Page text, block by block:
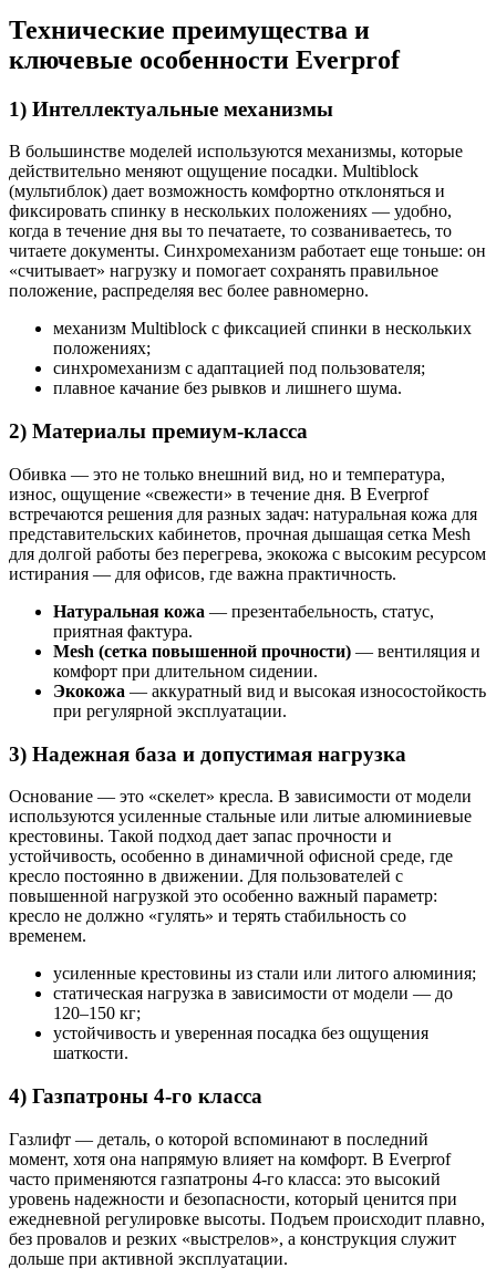
Технические преимущества и
ключевые особенности Everprof
1) Интеллектуальные механизмы
В большинстве моделей используются механизмы, которые
действительно меняют ощущение посадки. Multiblock
(мультиблок) дает возможность комфортно отклоняться и
фиксировать спинку в нескольких положениях — удобно,
когда в течение дня вы то печатаете, то созваниваетесь, то
читаете документы. Синхромеханизм работает еще тоньше: он
«считывает» нагрузку и помогает сохранять правильное
положение, распределяя вес более равномерно.
механизм Multiblock с фиксацией спинки в нескольких
положениях;
синхромеханизм с адаптацией под пользователя;
плавное качание без рывков и лишнего шума.
2) Материалы премиум-класса
Обивка — это не только внешний вид, но и температура,
износ, ощущение «свежести» в течение дня. В Everprof
встречаются решения для разных задач: натуральная кожа для
представительских кабинетов, прочная дышащая сетка Mesh
для долгой работы без перегрева, экокожа с высоким ресурсом
истирания — для офисов, где важна практичность.
Натуральная кожа — презентабельность, статус,
приятная фактура.
Mesh (сетка повышенной прочности) — вентиляция и
комфорт при длительном сидении.
Экокожа — аккуратный вид и высокая износостойкость
при регулярной эксплуатации.
3) Надежная база и допустимая нагрузка
Основание — это «скелет» кресла. В зависимости от модели
используются усиленные стальные или литые алюминиевые
крестовины. Такой подход дает запас прочности и
устойчивость, особенно в динамичной офисной среде, где
кресло постоянно в движении. Для пользователей с
повышенной нагрузкой это особенно важный параметр:
кресло не должно «гулять» и терять стабильность со
временем.
усиленные крестовины из стали или литого алюминия;
статическая нагрузка в зависимости от модели — до
120–150 кг;
устойчивость и уверенная посадка без ощущения
шаткости.
4) Газпатроны 4-го класса
Газлифт — деталь, о которой вспоминают в последний
момент, хотя она напрямую влияет на комфорт. В Everprof
часто применяются газпатроны 4-го класса: это высокий
уровень надежности и безопасности, который ценится при
ежедневной регулировке высоты. Подъем происходит плавно,
без провалов и резких «выстрелов», а конструкция служит
дольше при активной эксплуатации.